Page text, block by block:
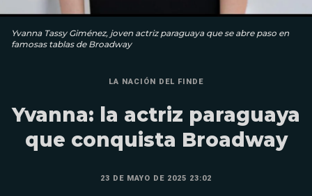
Yvanna Tassy Giménez, joven actriz paraguaya que se abre paso en
famosas tablas de Broadway
LA NACIÓN DEL FINDE
Yvanna: la actriz paraguaya
que conquista Broadway
23 DE MAYO DE 2025 23:02